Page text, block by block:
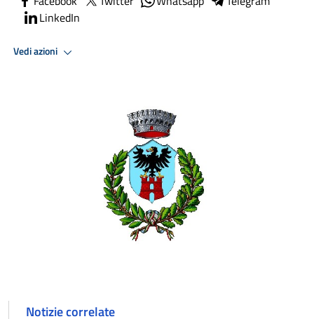
LinkedIn
Vedi azioni
Notizie correlate